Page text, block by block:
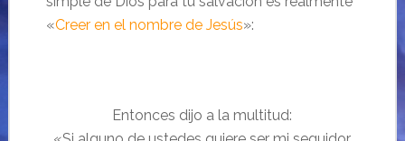
«Creer en el nombre de Jesús»:
Entonces dijo a la multitud: